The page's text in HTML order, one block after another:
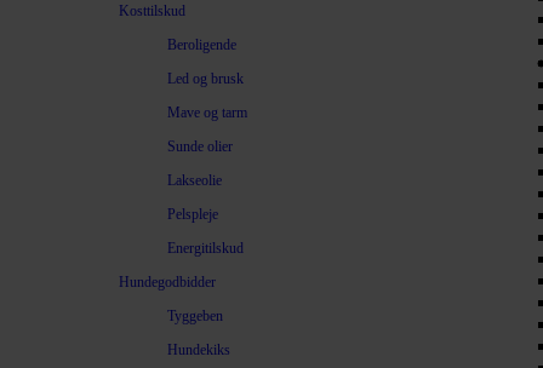
Kosttilskud
Beroligende
Led og brusk
Mave og tarm
Sunde olier
Lakseolie
Pelspleje
Energitilskud
Hundegodbidder
Tyggeben
Hundekiks